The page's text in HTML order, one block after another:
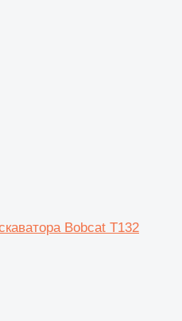
Bobcat T132